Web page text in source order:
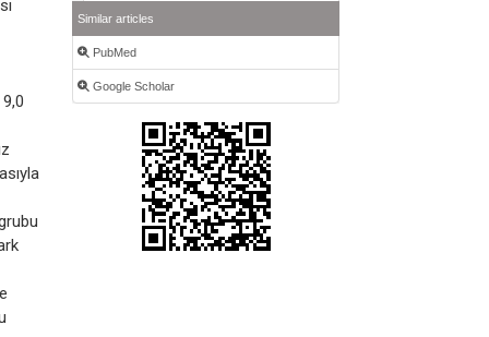
Similar articles
PubMed
Google Scholar